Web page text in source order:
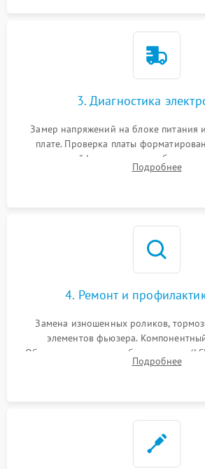
3. Диагностика
Замер напряжений на блоке питания
плате. Проверка платы
плоских шлейфов сканера и
оптопар (датчиковПодробнее
4. Ремонт и
Замена изношенных роликов,
элементов фьюзера.
Обязательная очистка блока лазера
печати от просыпанного тонера и
Подробнее